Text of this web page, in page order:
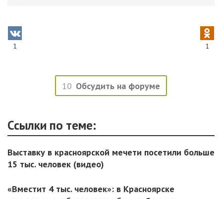
1 1
10 Обсудить на форуме
Ссылки по теме:
Выставку в красноярской мечети посетили больше
15 тыс. человек (видео)
«Вместит 4 тыс. человек»: в Красноярске